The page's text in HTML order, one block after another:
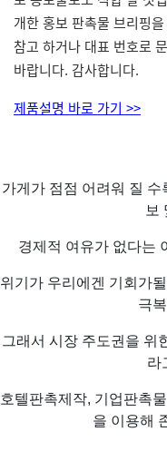
개한 홍보 판촉물 브리핑
참고 하거나 대표 번호로
바랍니다. 감사합니다.
제품설명 바로 가기 >>
가게가 점점 어려워 질
보
경제적 여유가 없다는
위기가 우리에겐 기회가
극
그래서 시장 주도권을 위
라
호텔판촉제작, 기업판촉
을 이용해